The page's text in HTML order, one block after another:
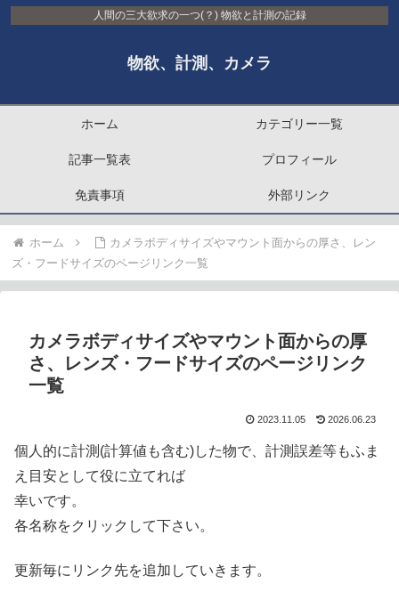
人間の三大欲求の一つ(？) 物欲と計測の記録
物欲、計測、カメラ
ホーム カテゴリー一覧
記事一覧表 プロフィール
免責事項 外部リンク
ホーム
カメラボディサイズやマウント面からの厚さ、レン
ズ・フードサイズのページリンク一覧
カメラボディサイズやマウント面からの厚
さ、レンズ・フードサイズのページリンク
一覧
2023.11.05 2026.06.23
個人的に計測(計算値も含む)した物で、計測誤差等もふま
え目安として役に立てれば
幸いです。
各名称をクリックして下さい。
更新毎にリンク先を追加していきます。